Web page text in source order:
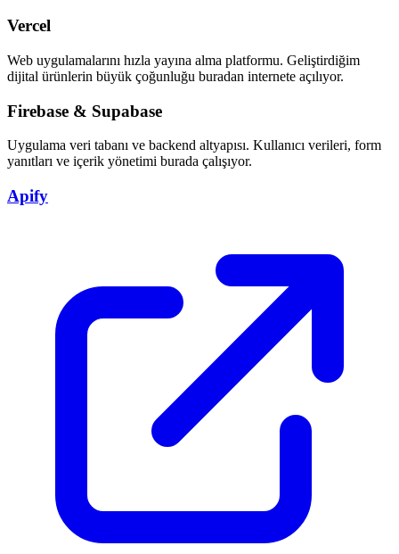
Vercel
Web uygulamalarını hızla yayına alma platformu. Geliştirdiğim
dijital ürünlerin büyük çoğunluğu buradan internete açılıyor.
Firebase & Supabase
Uygulama veri tabanı ve backend altyapısı. Kullanıcı verileri, form
yanıtları ve içerik yönetimi burada çalışıyor.
Apify